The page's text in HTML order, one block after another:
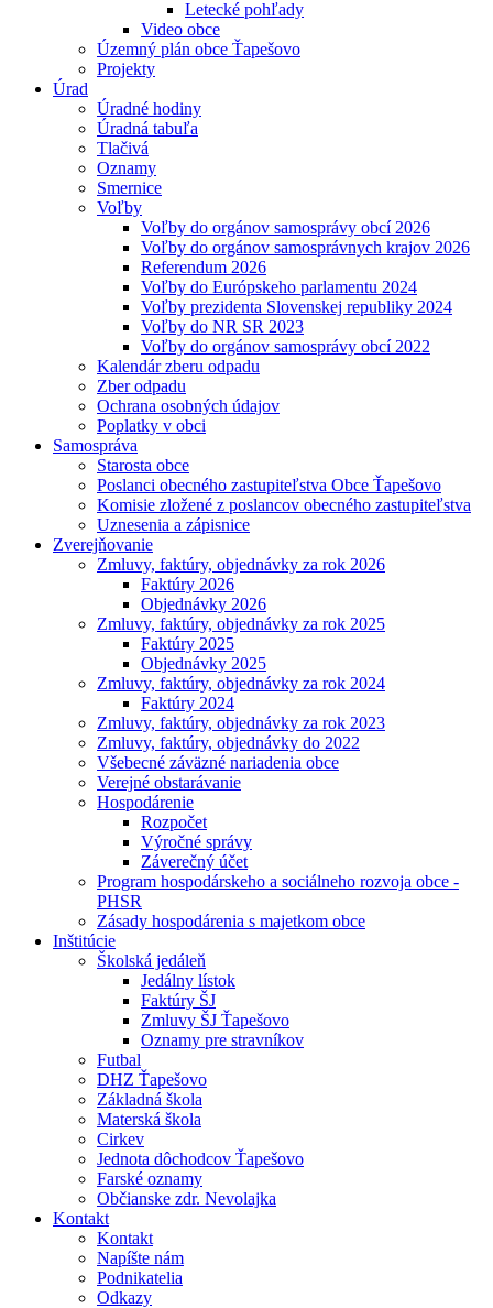
Letecké pohľady
Video obce
Územný plán obce Ťapešovo
Projekty
Úrad
Úradné hodiny
Úradná tabuľa
Tlačivá
Oznamy
Smernice
Voľby
Voľby do orgánov samosprávy obcí 2026
Voľby do orgánov samosprávnych krajov 2026
Referendum 2026
Voľby do Európskeho parlamentu 2024
Voľby prezidenta Slovenskej republiky 2024
Voľby do NR SR 2023
Voľby do orgánov samosprávy obcí 2022
Kalendár zberu odpadu
Zber odpadu
Ochrana osobných údajov
Poplatky v obci
Samospráva
Starosta obce
Poslanci obecného zastupiteľstva Obce Ťapešovo
Komisie zložené z poslancov obecného zastupiteľstva
Uznesenia a zápisnice
Zverejňovanie
Zmluvy, faktúry, objednávky za rok 2026
Faktúry 2026
Objednávky 2026
Zmluvy, faktúry, objednávky za rok 2025
Faktúry 2025
Objednávky 2025
Zmluvy, faktúry, objednávky za rok 2024
Faktúry 2024
Zmluvy, faktúry, objednávky za rok 2023
Zmluvy, faktúry, objednávky do 2022
Všebecné záväzné nariadenia obce
Verejné obstarávanie
Hospodárenie
Rozpočet
Výročné správy
Záverečný účet
Program hospodárskeho a sociálneho rozvoja obce -
PHSR
Zásady hospodárenia s majetkom obce
Inštitúcie
Školská jedáleň
Jedálny lístok
Faktúry ŠJ
Zmluvy ŠJ Ťapešovo
Oznamy pre stravníkov
Futbal
DHZ Ťapešovo
Základná škola
Materská škola
Cirkev
Jednota dôchodcov Ťapešovo
Farské oznamy
Občianske zdr. Nevolajka
Kontakt
Kontakt
Napíšte nám
Podnikatelia
Odkazy